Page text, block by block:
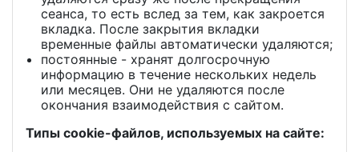
сеанса, то есть вслед за тем, как закроется
вкладка. После закрытия вкладки
временные файлы автоматически удаляются;
постоянные - хранят долгосрочную
информацию в течение нескольких недель
или месяцев. Они не удаляются после
окончания взаимодействия с сайтом.
Типы cookie-файлов, используемых на сайте: